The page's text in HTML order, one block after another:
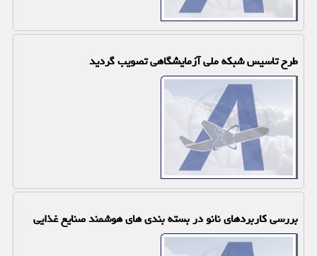
طرح تاسیس شبکه ملی آزمایشگاهی تصویب گردید
بررسی کاربردهای نانو در بسته بندی های هوشمند صنایع غذایی